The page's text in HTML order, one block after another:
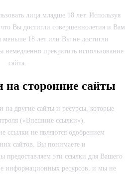
лица младше 18 лет. Используя
Вы достигли совершеннолетия и Вам
меньше 18 лет или Вы не достигли
немедленно прекратить использование
сайта.
сторонние сайты
на другие сайты и ресурсы, которые
(«Внешние ссылки»).
ссылки не являются одобрением
сайтов. Вы понимаете и
предоставляем эти ссылки для Вашего
информационных ресурсов, и мы не